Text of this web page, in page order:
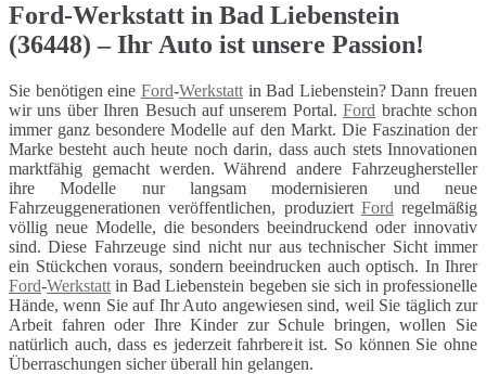
Ford-Werkstatt in Bad Liebenstein
(36448) – Ihr Auto ist unsere Passion!
Sie benötigen eine Ford-Werkstattin Bad Liebenstein? Dann freuen
wir uns über Ihren Besuch auf unserem Portal.Ford brachte schon
immer ganz besondere Modelle auf den Markt. Die Faszination der
Marke besteht auch heute noch darin, dass auch stets Innovationen
marktfähig gemacht werden. Während andere Fahrzeughersteller
ihre Modelle nur langsam modernisieren und neue
Fahrzeuggenerationen veröffentlichen, produziert Ford regelmäßig
völlig neue Modelle, die besonders beeindruckend oder innovativ
sind. Diese Fahrzeuge sind nicht nur aus technischer Sicht immer
ein Stückchen voraus, sondern beeindrucken auch optisch. In Ihrer
Ford-Werkstatt in Bad Liebenstein begeben sie sich in professionelle
Hände, wenn Sie auf Ihr Auto angewiesen sind, weil Sie täglich zur
Arbeit fahren oder Ihre Kinder zur Schule bringen, wollen Sie
natürlich auch, dass es jederzeit fahrbereit ist. So können Sie ohne
Überraschungen sicher überall hin gelangen.